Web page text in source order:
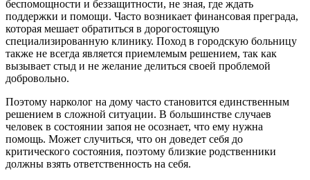
беспомощности и беззащитности, не зная, где ждать
поддержки и помощи. Часто возникает финансовая преграда,
которая мешает обратиться в дорогостоящую
специализированную клинику. Поход в городскую больницу
также не всегда является приемлемым решением, так как
вызывает стыд и не желание делиться своей проблемой
добровольно.
Поэтому нарколог на дому часто становится единственным
решением в сложной ситуации. В большинстве случаев
человек в состоянии запоя не осознает, что ему нужна
помощь. Может случиться, что он доведет себя до
критического состояния, поэтому близкие родственники
должны взять ответственность на себя.